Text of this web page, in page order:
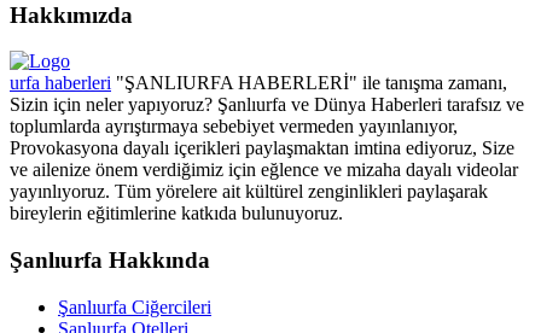
Hakkımızda
urfa haberleri "ŞANLIURFA HABERLERİ" ile tanışma zamanı,
Sizin için neler yapıyoruz? Şanlıurfa ve Dünya Haberleri tarafsız ve
toplumlarda ayrıştırmaya sebebiyet vermeden yayınlanıyor,
Provokasyona dayalı içerikleri paylaşmaktan imtina ediyoruz, Size
ve ailenize önem verdiğimiz için eğlence ve mizaha dayalı videolar
yayınlıyoruz. Tüm yörelere ait kültürel zenginlikleri paylaşarak
bireylerin eğitimlerine katkıda bulunuyoruz.
Şanlıurfa Hakkında
Şanlıurfa Ciğercileri
Şanlıurfa Otelleri